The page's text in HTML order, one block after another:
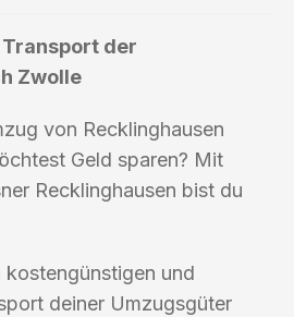
der
Zwolle
von Recklinghausen
Geld sparen? Mit
Recklinghausen bist du
und
deiner Umzugsgüter